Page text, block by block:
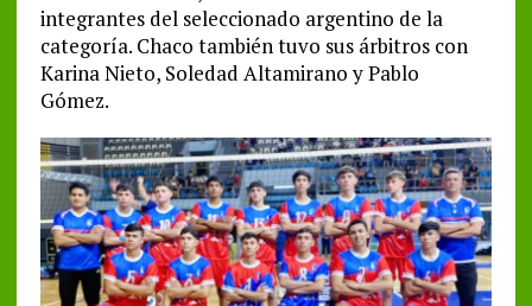
integrantes del seleccionado argentino de la
categoría. Chaco también tuvo sus árbitros con
Karina Nieto, Soledad Altamirano y Pablo
Gómez.